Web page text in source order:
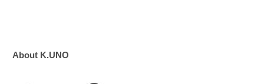
About K.UNO